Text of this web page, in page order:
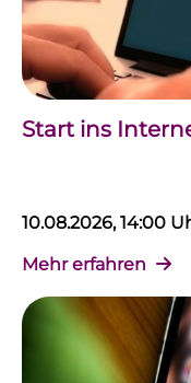
Start ins
10.08.2026, 14:00
Mehr erfahren